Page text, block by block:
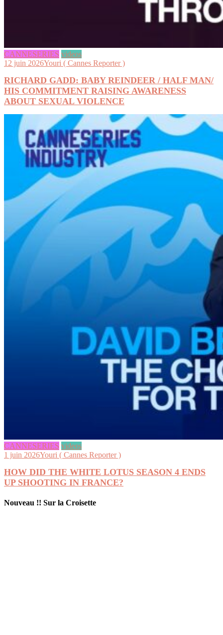
CANNESERIES videos
12 juin 2026Youri ( Cannes Reporter )
RICHARD GADD: BABY REINDEER / HALF MAN/
HIS COMMITMENT RAISING AWARENESS
ABOUT SEXUAL VIOLENCE
CANNESERIES videos
1 juin 2026Youri ( Cannes Reporter )
HOW DID THE WHITE LOTUS SEASON 4 ENDS
UP SHOOTING IN FRANCE?
Nouveau !! Sur la Croisette